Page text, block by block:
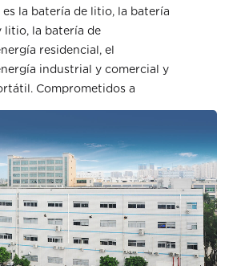
la batería de litio, la batería
litio, la batería de
residencial, el
industrial y comercial y
Comprometidos a
profesionales
de energía y
línea de producción de
26,000 metros cuadrados,
avanzado de ejecución
lograr una gestión precisa